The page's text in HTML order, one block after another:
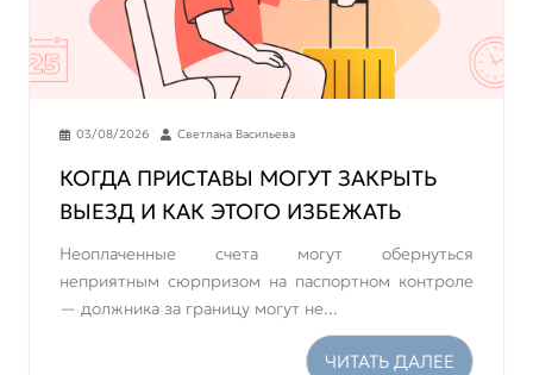
03/08/2026 Светлана Васильева
КОГДА ПРИСТАВЫ МОГУТ ЗАКРЫТЬ
ВЫЕЗД И КАК ЭТОГО ИЗБЕЖАТЬ
Неоплаченные счета могут обернуться
неприятным сюрпризом на паспортном контроле
— должника за границу могут не...
ЧИТАТЬ ДАЛЕЕ